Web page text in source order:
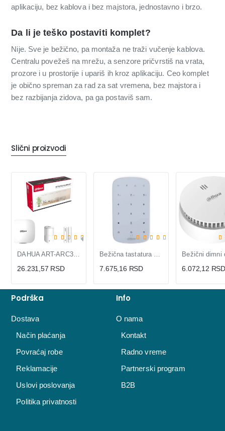
aplikaciju, bez kablova i bez majstora, jednostavno i brzo.
Da li je teško postaviti komplet?
Nije. Sve je bežično, pa montaža ne traži vučenje kablova.
Centralu povežeš na mrežu, a senzore pričvrstiš na vrata,
prozore i u prostorije i upariš ih kroz aplikaciju. Ceo komplet
je obično spreman za rad za sat vremena, bez majstora i
bez razbijanja zidova, pa ga postaviš sam.
Slični proizvodi
DAHUA ART-ARC3000H-03-GW2(868) Alarm KIT
26.231,57 RSD 7.675,16 RSD 6.072,12 RSD
Podrška
Dostava
Način plaćanja
Povraćaj robe
Reklamacije
Uslovi poslovanja
Politika privatnosti
Info
O nama
Kontakt
Radno vreme
Partnerski program
B2B